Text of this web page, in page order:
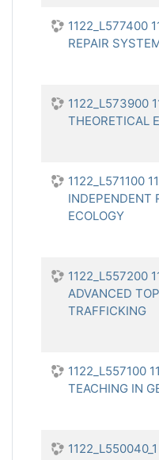
1122_L577400
REPAIR
1122_L573900
THEORETICAL
1122_L571100
INDEPENDENT
ECOLOGY
1122_L557200
ADVANCED
TRAFFICKING
1122_L557100
TEACHING IN